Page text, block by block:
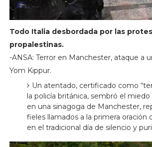
Todo Italia desbordada por las
propalestinas.
-ANSA: Terror en Manchester, ataque a
Yom Kippur.
Un atentado, certificado como
la policía británica, sembró el
en una sinagoga de Manchester,
fieles llamados a la primera oración
en el tradicional día de silencio y